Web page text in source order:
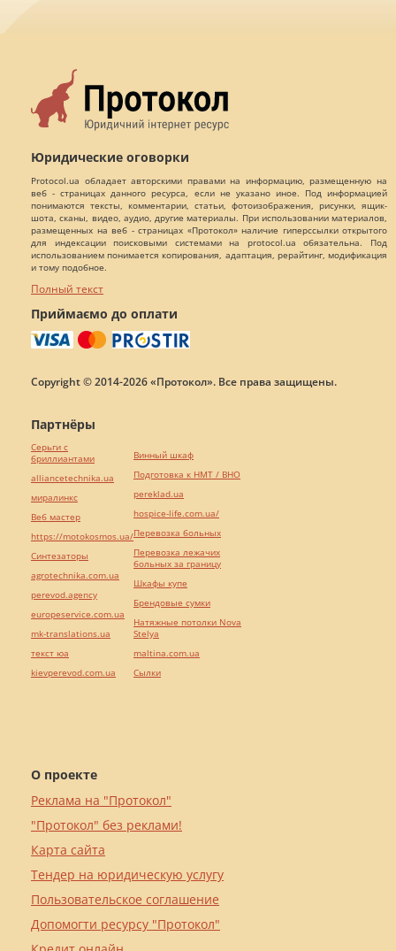
Юридические оговорки
Protocol.ua обладает авторскими правами на информацию, размещенную на
веб - страницах данного ресурса, если не указано иное. Под информацией
понимаются тексты, комментарии, статьи, фотоизображения, рисунки, ящик-
шота, сканы, видео, аудио, другие материалы. При использовании материалов,
размещенных на веб - страницах «Протокол» наличие гиперссылки открытого
для индексации поисковыми системами на protocol.ua обязательна. Под
использованием понимается копирования, адаптация, рерайтинг, модификация
и тому подобное.
Полный текст
Приймаємо до оплати
Copyright © 2014-2026 «Протокол». Все права защищены.
О проекте
Реклама на "Протокол"
"Протокол" без реклами!
Карта сайта
Тендер на юридическую услугу
Пользовательское соглашение
Допомогти ресурсу "Протокол"
Партнёры
Серьги с
бриллиантами
alliancetechnika.ua
миралинкс
Веб мастер
https://motokosmos.ua/
Синтезаторы
agrotechnika.com.ua
perevod.agency
europeservice.com.ua
mk-translations.ua
текст юа
kievperevod.com.ua
Винный шкаф
Подготовка к НМТ / ВНО
pereklad.ua
hospice-life.com.ua/
Перевозка больных
Перевозка лежачих
больных за границу
Шкафы купе
Брендовые сумки
Натяжные потолки Nova
Stelya
maltina.com.ua
Cылки